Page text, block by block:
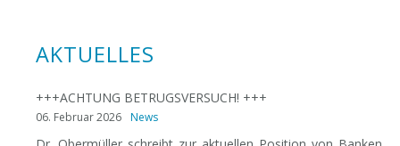
AKTUELLES
+++ACHTUNG BETRUGSVERSUCH! +++
06. Februar 2026 News